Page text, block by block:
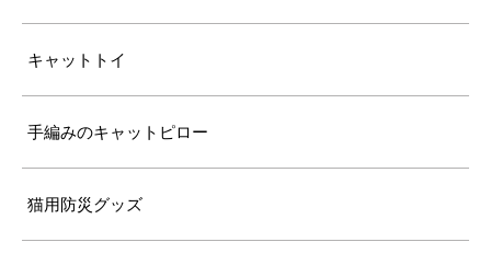
キャットトイ
手編みのキャットピロー
猫用防災グッズ